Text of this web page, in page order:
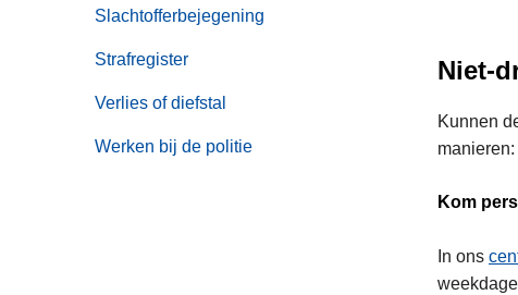
Slachtofferbejegening
Strafregister
Verlies of diefstal
Werken bij de politie
Niet-
Kunnen
manieren:
Kom
In ons